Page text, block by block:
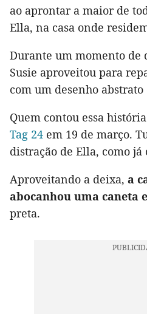
ao aprontar a maior de
Ella, na casa onde
Durante um momento de
Susie aproveitou para
com um desenho
Quem contou essa
Tag 24 em 19 de março.
distração de Ella, como já
Aproveitando a deixa, a
abocanhou uma caneta
preta.